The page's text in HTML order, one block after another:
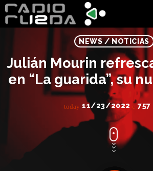
NEWS / NOTICIAS
Julián Mourin
en “La guarida”, su
today 11/23/2022 757